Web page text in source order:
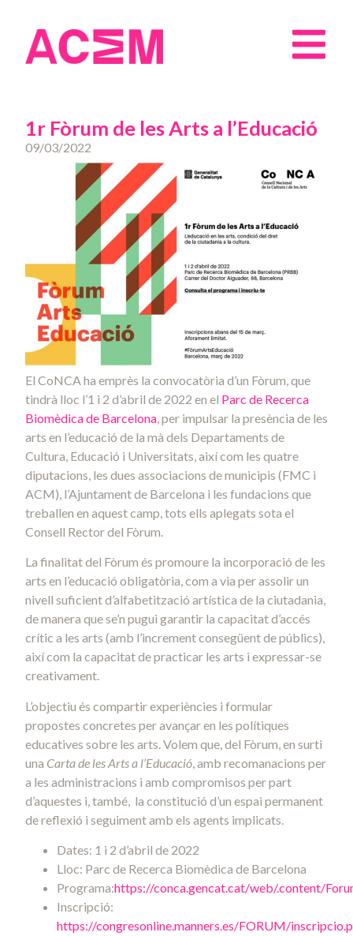
1r Fòrum de les Arts a l’Educació
09/03/2022
El CoNCA ha emprès la convocatòria d’un Fòrum, que
tindrà lloc l’1 i 2 d’abril de 2022 en el Parc de Recerca
Biomèdica de Barcelona, per impulsar la presència de les
arts en l’educació de la mà dels Departaments de
Cultura, Educació i Universitats, així com les quatre
diputacions, les dues associacions de municipis (FMC i
ACM), l’Ajuntament de Barcelona i les fundacions que
treballen en aquest camp, tots ells aplegats sota el
Consell Rector del Fòrum.
La finalitat del Fòrum és promoure la incorporació de les
arts en l’educació obligatòria, com a via per assolir un
nivell suficient d’alfabetització artística de la ciutadania,
de manera que se’n pugui garantir la capacitat d’accés
crític a les arts (amb l’increment consegüent de públics),
així com la capacitat de practicar les arts i expressar-se
creativament.
L’objectiu és compartir experiències i formular
propostes concretes per avançar en les polítiques
educatives sobre les arts. Volem que, del Fòrum, en surti
una Carta de les Arts a l’Educació , amb recomanacions per
a les administracions i amb compromisos per part
d’aquestes i, també, la constitució d’un espai permanent
de reflexió i seguiment amb els agents implicats.
Dates: 1 i 2 d’abril de 2022
Lloc: Parc de Recerca Biomèdica de Barcelona
Programa:https://conca.gencat.cat/web/.content/
Inscripció:
https://congresonline.manners.es/FORUM/